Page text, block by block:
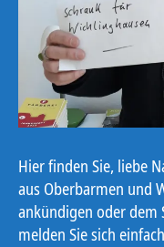
Hier finden Sie, liebe
aus Oberbarmen und
ankündigen oder dem
melden Sie sich